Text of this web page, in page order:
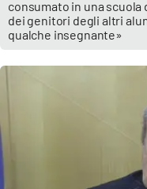
consumato in una scuola
dei genitori degli altri
qualche insegnante»